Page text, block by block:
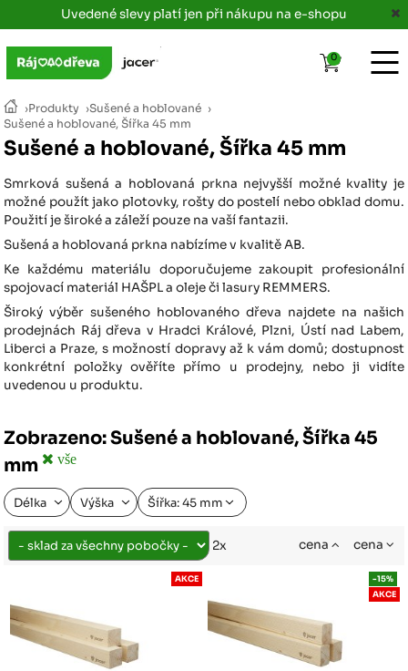
Uvedené slevy platí jen při nákupu na e-shopu
›Produkty ›Sušené a hoblované ›
Sušené a hoblované, Šířka 45 mm
Sušené a hoblované, Šířka 45 mm
Smrková sušená a hoblovaná prkna nejvyšší možné kvality je
možné použít jako plotovky, rošty do postelí nebo obklad domu.
Použití je široké a záleží pouze na vaší fantazii.
Sušená a hoblovaná prkna nabízíme v kvalitě AB.
Ke každému materiálu doporučujeme zakoupit profesionální
spojovací materiál HAŠPL a oleje či lasury REMMERS.
Široký výběr sušeného hoblovaného dřeva najdete na našich
prodejnách Ráj dřeva v Hradci Králové, Plzni, Ústí nad Labem,
Liberci a Praze, s možností dopravy až k vám domů; dostupnost
konkrétní položky ověříte přímo u prodejny, nebo ji vidíte
uvedenou u produktu.
Zobrazeno: Sušené a hoblované, Šířka 45
mm
vše
Délka Výška Šířka: 45 mm
2x cena cena
AKCE
-15%
AKCE
0